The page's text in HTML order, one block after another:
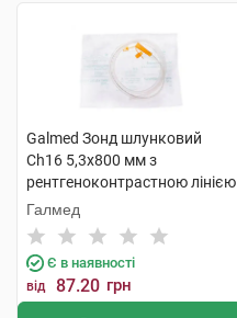
Galmed Зонд шлунковий
Ch16 5,3x800 мм з
рентгеноконтрастною лінією
1 шт
Галмед
Є в наявності
від 87.20 грн